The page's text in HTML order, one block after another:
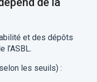
et des dépôts
l’ASBL.
les seuils) :